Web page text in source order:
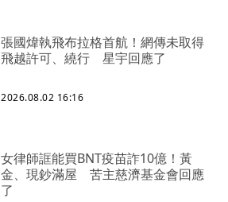
張國煒執飛布拉格首航！網傳未取得
飛越許可、繞行 星宇回應了
2026.08.02 16:16
女律師誆能買BNT疫苗詐10億！黃
金、現鈔滿屋 苦主慈濟基金會回應
了